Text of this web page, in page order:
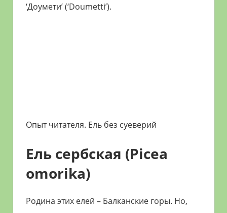
‘Доумети’ (‘Doumetti’).
Опыт читателя. Ель без суеверий
Ель сербская (Picea
omorika)
Родина этих елей – Балканские горы. Но,